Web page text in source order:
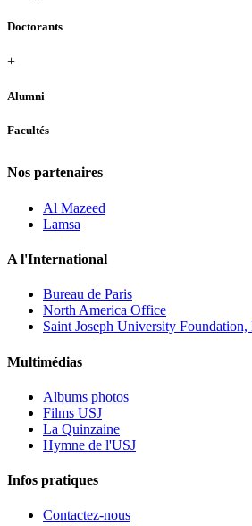
Doctorants
+
Alumni
Facultés
Nos partenaires
Al Mazeed
Lamsa
A l'International
Bureau de Paris
North America Office
Saint Joseph University
Multimédias
Albums photos
Films USJ
La Quinzaine
Hymne de l'USJ
Infos pratiques
Contactez-nous